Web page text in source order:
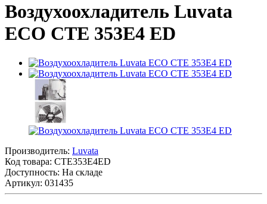
Воздухоохладитель Luvata
ECO CTE 353E4 ED
Производитель: Luvata
Код товара: CTE353E4ED
Доступность: На складе
Артикул: 031435